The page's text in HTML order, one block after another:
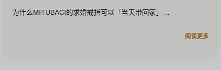
为什么MITUBACI的求婚戒指可以「当天带回家」
阅读更多